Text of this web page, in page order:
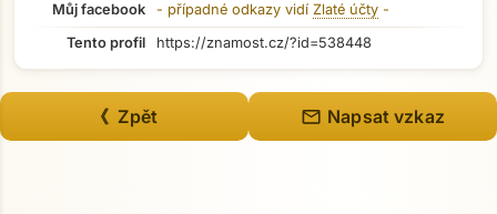
Můj facebook
- případné odkazy vidí Zlaté účty -
Tento profil
https://znamost.cz/?id=538448
《 Zpět mail Napsat vzkaz